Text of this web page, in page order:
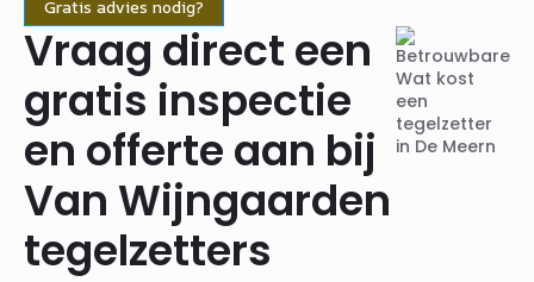
Gratis advies nodig?
Vraag direct een
gratis inspectie
en offerte aan bij
Van Wijngaarden
tegelzetters